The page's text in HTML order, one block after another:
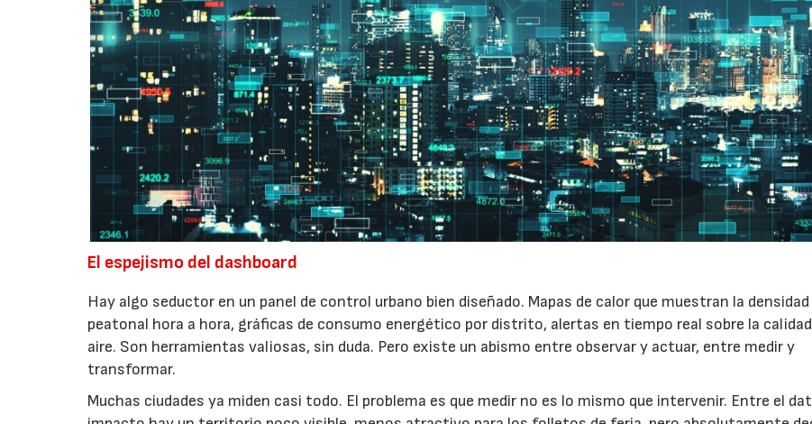
El espejismo del dashboard
Hay algo seductor en un panel de control urbano bien diseñado. Mapas de calor que muestran la densidad
peatonal hora a hora, gráficas de consumo energético por distrito, alertas en tiempo real sobre la
aire. Son herramientas valiosas, sin duda. Pero existe un abismo entre observar y actuar, entre medir y
transformar.
Muchas ciudades ya miden casi todo. El problema es que medir no es lo mismo que intervenir. Entre el